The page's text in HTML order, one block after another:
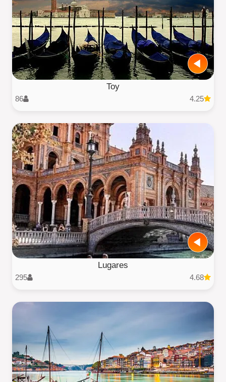
Toy
4.25
86
Lugares
4.68
295